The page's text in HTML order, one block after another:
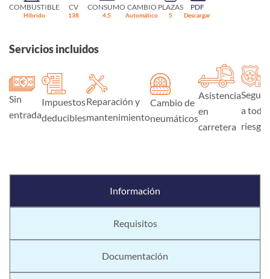
COMBUSTIBLE
Híbrido
CV
138
CONSUMO
4.5
CAMBIO
Automático
PLAZAS
5
PDF
Descargar
Servicios incluidos
Sin
entrada
Impuestos
deducibles
Reparación y
mantenimiento
Cambio de
neumáticos
Asistencia
en
carretera
Seguro
a todo
riesgo
Información
Requisitos
Documentación